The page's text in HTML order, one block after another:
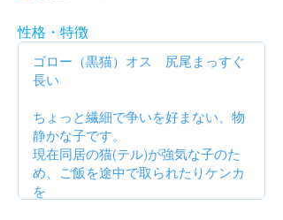
性格・特徴